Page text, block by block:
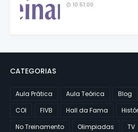
10:51:00
CATEGORIAS
Aula Prática Aula Teórica Blog
COI
FIVB Hall da Fama
No Treinamento
Olimpiadas TV